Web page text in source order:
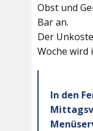
Obst und
Bar an.
Der
Woche wird
In den